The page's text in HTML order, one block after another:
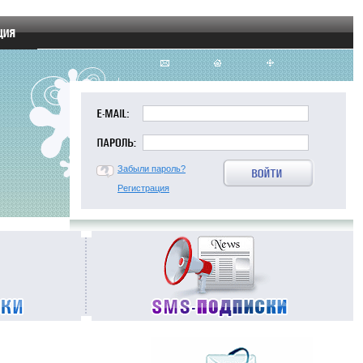
Забыли пароль?
Регистрация